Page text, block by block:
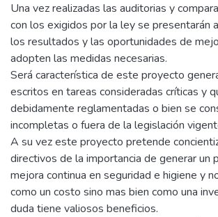
Una vez realizadas las auditorias y
con los exigidos por la ley se presentarán
los resultados y las oportunidades de
adopten las medidas necesarias.
Será característica de este proyecto
escritos en tareas consideradas críticas y
debidamente reglamentadas o bien se
incompletas o fuera de la legislación
A su vez este proyecto pretende
directivos de la importancia de generar un
mejora continua en seguridad e higiene y
como un costo sino mas bien como una
duda tiene valiosos beneficios.